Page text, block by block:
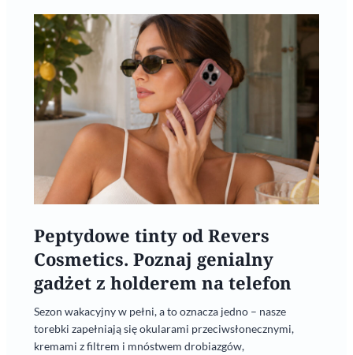
Peptydowe tinty od Revers
Cosmetics. Poznaj genialny
gadżet z holderem na telefon
Sezon wakacyjny w pełni, a to oznacza jedno – nasze
torebki zapełniają się okularami przeciwsłonecznymi,
kremami z filtrem i mnóstwem drobiazgów,